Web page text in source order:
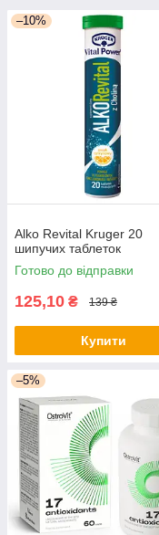
–10%
Alko Revital Kruger 20
шипучих таблеток
Готово до відправки
125,10 ₴ 139 ₴
Купити
–5%